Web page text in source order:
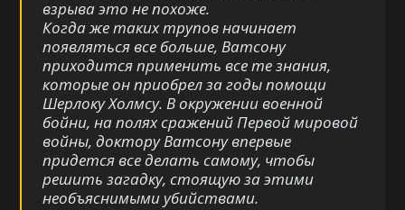
взрыва это не похоже.
Когда же таких трупов начинает
появляться все больше, Ватсону
приходится применить все те знания,
которые он приобрел за годы помощи
Шерлоку Холмсу. В окружении военной
бойни, на полях сражений Первой мировой
войны, доктору Ватсону впервые
придется все делать самому, чтобы
решить загадку, стоящую за этими
необъяснимыми убийствами.